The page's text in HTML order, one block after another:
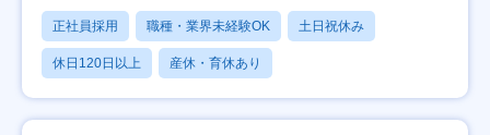
正社員採用 職種・業界未経験OK 土日祝休み
休日120日以上 産休・育休あり